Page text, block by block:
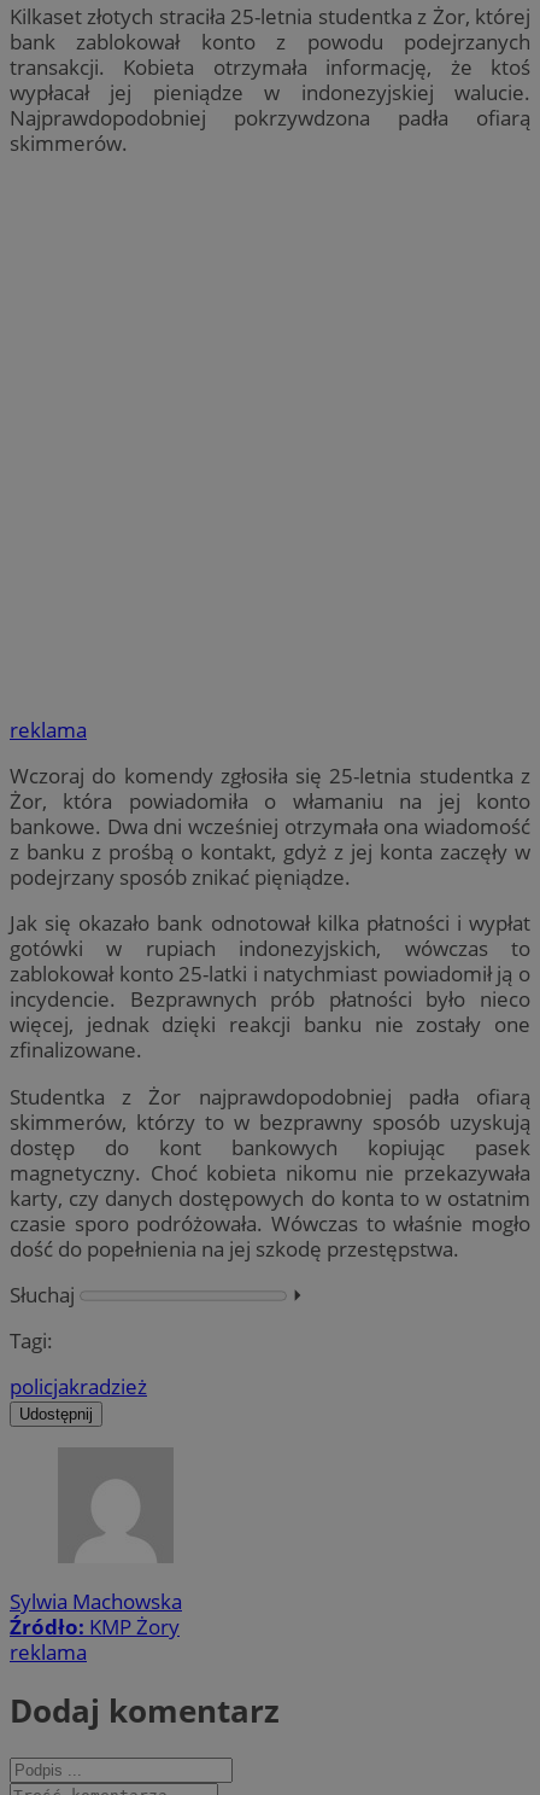
Kilkaset złotych straciła 25-letnia studentka z Żor, której
bank zablokował konto z powodu podejrzanych
transakcji. Kobieta otrzymała informację, że ktoś
wypłacał jej pieniądze w indonezyjskiej walucie.
Najprawdopodobniej pokrzywdzona padła ofiarą
skimmerów.
reklama
Wczoraj do komendy zgłosiła się 25-letnia studentka z
Żor, która powiadomiła o włamaniu na jej konto
bankowe. Dwa dni wcześniej otrzymała ona wiadomość
z banku z prośbą o kontakt, gdyż z jej konta zaczęły w
podejrzany sposób znikać pięniądze.
Jak się okazało bank odnotował kilka płatności i wypłat
gotówki w rupiach indonezyjskich, wówczas to
zablokował konto 25-latki i natychmiast powiadomił ją o
incydencie. Bezprawnych prób płatności było nieco
więcej, jednak dzięki reakcji banku nie zostały one
zfinalizowane.
Studentka z Żor najprawdopodobniej padła ofiarą
skimmerów, którzy to w bezprawny sposób uzyskują
dostęp do kont bankowych kopiując pasek
magnetyczny. Choć kobieta nikomu nie przekazywała
karty, czy danych dostępowych do konta to w ostatnim
czasie sporo podróżowała. Wówczas to właśnie mogło
dość do popełnienia na jej szkodę przestępstwa.
Słuchaj
⏵︎
Tagi:
policjakradzież
Udostępnij
Sylwia Machowska
Źródło: KMP Żory
reklama
Dodaj komentarz